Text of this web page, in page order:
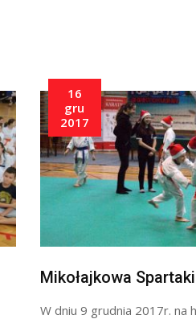
16
gru
2017
Mikołajkowa
W dniu 9 grudnia 2017r. na